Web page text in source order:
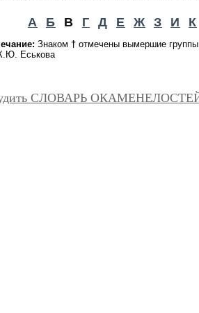
А Б В Г Д Е Ж З И К
Знаком † отмечены вымершие
Еськова
СЛОВАРЬ